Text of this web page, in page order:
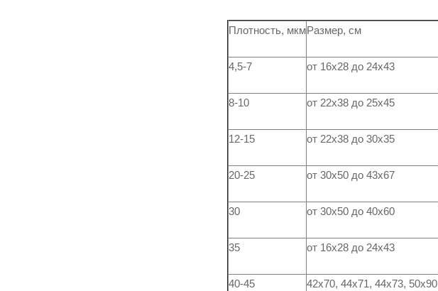
Плотность, мкмРазмер, см
4,5-7 от 16х28 до 24х43
8-10 от 22х38 до 25х45
12-15 от 22х38 до 30х35
20-25 от 30х50 до 43х67
30 от 30х50 до 40х60
35 от 16х28 до 24х43
40-45 42х70, 44х71, 44х73, 50х90